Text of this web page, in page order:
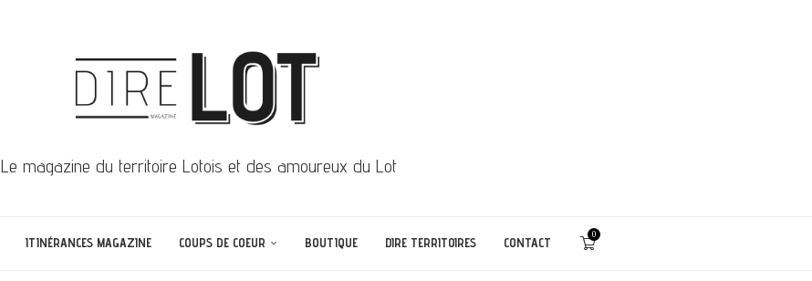
Le magazine du territoire Lotois et des amoureux du Lot
ITINÉRANCES MAGAZINE COUPS DE COEUR BOUTIQUE DIRE TERRITOIRES CONTACT
0